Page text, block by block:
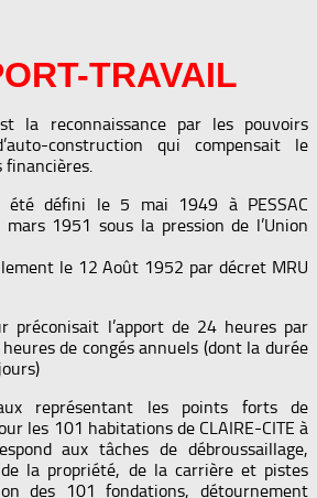
TRAVAIL
est la reconnaissance par les pouvoirs
construction qui compensait le
financières.
a été défini le 5 mai 1949 à PESSAC
1951 sous la pression de l’Union
le 12 Août 1952 par décret MRU
préconisait l’apport de 24 heures par
de congés annuels (dont la durée
représentant les points forts de
les 101 habitations de CLAIRE-CITE à
aux tâches de débroussaillage,
la propriété, de la carrière et pistes
des 101 fondations, détournement